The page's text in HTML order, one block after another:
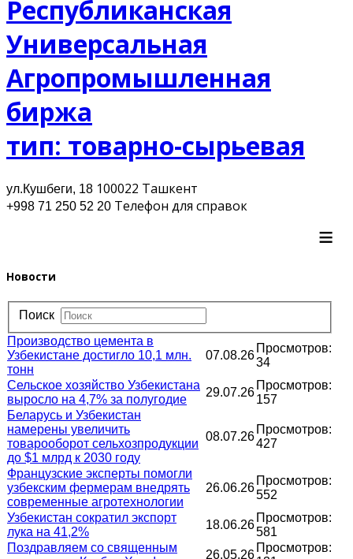
Республиканская
Универсальная
Агропромышленная
биржа
тип: товарно-сырьевая
ул.Кушбеги, 18 100022 Ташкент
+998 71 250 52 20 Телефон для cправок
≡
Новости
Поиск
Производство цемента в
Узбекистане достигло 10,1 млн.
тонн
07.08.26
Просмотров:
34
Сельское хозяйство Узбекистана
выросло на 4,7% за полугодие
29.07.26
Просмотров:
157
Беларусь и Узбекистан
намерены увеличить
товарооборот сельхозпродукции
до $1 млрд к 2030 году
08.07.26
Просмотров:
427
Французские эксперты помогли
узбекским фермерам внедрять
современные агротехнологии
26.06.26
Просмотров:
552
Узбекистан сократил экспорт
лука на 41,2%
18.06.26
Просмотров:
581
Поздравляем со священным
26.05.26
Просмотров: